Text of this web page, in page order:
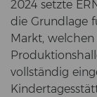
2024 setz­te
die Grund­la­ge
Markt,
voll­stän­dig